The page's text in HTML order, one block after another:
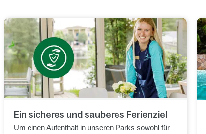
Ein sicheres und sauberes Ferienziel
Um einen Aufenthalt in unseren Parks sowohl für